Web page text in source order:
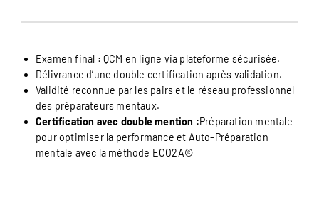
Examen final : QCM en ligne via plateforme sécurisée.
Délivrance d’une double certification après validation.
Validité reconnue par les pairs et le réseau professionnel
des préparateurs mentaux.
Certification avec double mention :Préparation mentale
pour optimiser la performance et Auto-Préparation
mentale avec la méthode ECO2A©